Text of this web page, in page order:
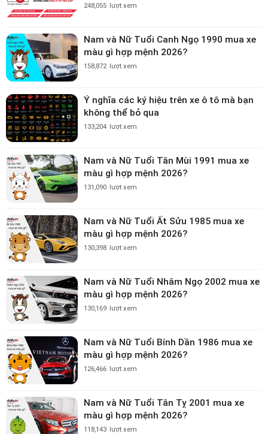
248,055 lượt xem
Nam và Nữ Tuổi Canh Ngọ 1990 mua xe
màu gì hợp mệnh 2026?
158,872 lượt xem
Ý nghĩa các ký hiệu trên xe ô tô mà bạn
không thể bỏ qua
133,204 lượt xem
Nam và Nữ Tuổi Tân Mùi 1991 mua xe
màu gì hợp mệnh 2026?
131,090 lượt xem
Nam và Nữ Tuổi Ất Sửu 1985 mua xe
màu gì hợp mệnh 2026?
130,398 lượt xem
Nam và Nữ Tuổi Nhâm Ngọ 2002 mua xe
màu gì hợp mệnh 2026?
130,169 lượt xem
Nam và Nữ Tuổi Bính Dần 1986 mua xe
màu gì hợp mệnh 2026?
126,466 lượt xem
Nam và Nữ Tuổi Tân Tỵ 2001 mua xe
màu gì hợp mệnh 2026?
118,143 lượt xem